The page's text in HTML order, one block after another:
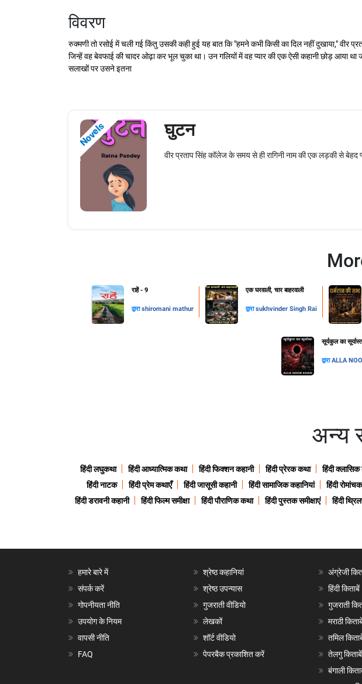
विवरण
रुक्मणी तो रसोई में चली गई किंतु उसकी कही हुई यह बात कि "हमने कभी किसी का दिल नहीं दुखाया,"
जिन्हें वह बेवफाई की चादर ओढ़ा कर भूल चुका था। उन गलियों में वह प्यार की एक ऐसी कहानी छोड़ आया
सलाखों पर उसने इतना
Novels घुटन
वीर प्रताप सिंह कॉलेज के समय से ही रागिनी नाम की एक लड़की से बेहद
राहें - 9
द्वाराshiromani mathur
एक घरवाली, चार बाहरवाली
द्वाराsukhvinder Singh Rai
सूर्यकुल का
द्वाराALLA
अन्य
हिंदी लघुकथा हिंदी आध्यात्मिक कथा हिंदी फिक्शन कहानी हिंदी प्रेरक कथा हिंदी क्लासिक
हिंदी नाटक
हिंदी प्रेम कथाएँ हिंदी जासूसी कहानी हिंदी सामाजिक कहानियां हिंदी
हिंदी डरावनी कहानी
हिंदी फिल्म समीक्षा हिंदी पौराणिक कथा हिंदी पुस्तक समीक्षाएं हिंदी
हमारे बारे में
संपर्क करें
गोपनीयता नीति
उपयोग के नियम
वापसी नीति
FAQ
श्रेष्ठ कहानियां
श्रेष्ठ उपन्यास
गुजराती वीडियो
लेखकों
शॉर्ट वीडियो
पेपरबैक प्रकाशित करें
अंग्रेजी
हिंदी किताबें
गुजराती
मराठी
तमिल
तेलगु किताबें
बंगाली